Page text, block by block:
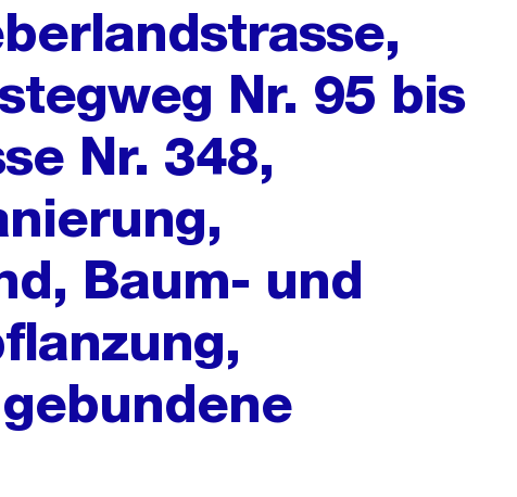
Nr. 95 bis
Nr. 348,
Baum- und